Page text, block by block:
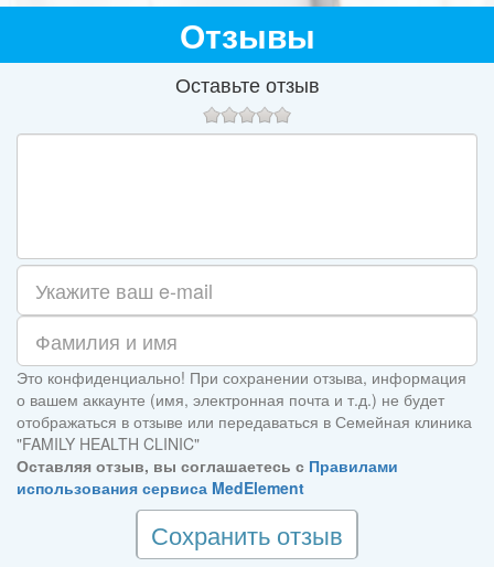
Отзывы
Оставьте отзыв
Это конфиденциально! При сохранении отзыва, информация
о вашем аккаунте (имя, электронная почта и т.д.) не будет
отображаться в отзыве или передаваться в Семейная клиника
"FAMILY HEALTH CLINIC"
Оставляя отзыв, вы соглашаетесь с Правилами
использования сервиса MedElement
Сохранить отзыв